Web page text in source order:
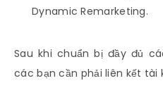
Dynamic Remarketing.
Sau khi chuẩn bị đầy đủ
các bạn cần phải liên kết tài